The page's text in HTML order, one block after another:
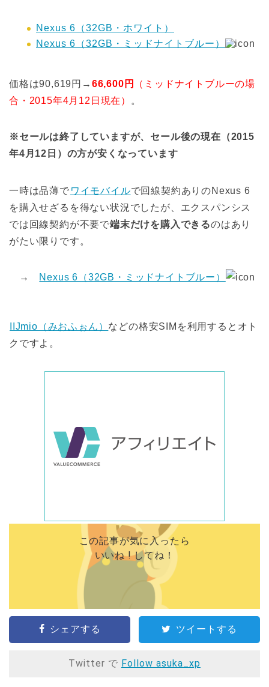
Nexus 6（32GB・ホワイト）
Nexus 6（32GB・ミッドナイトブルー）
価格は90,619円→ 66,600円
（ミッドナイトブルーの場
合・2015年4月12日現在）
。
※セールは終了していますが、セール後の現在（2015
年4月12日）の方が安くなっています
一時は品薄で ワイモバイルで回線契約ありのNexus 6
を購入せざるを得ない状況でしたが、エクスパンシス
では回線契約が不要で端末だけを購入できるのはあり
がたい限りです。
→ Nexus 6（32GB・ミッドナイトブルー）
IIJmio（みおふぉん） などの格安SIMを利用するとオト
クですよ。
この記事が気に入ったら
いいね ! してね！
シェアする ツイートする
Twitter で Follow asuka_xp